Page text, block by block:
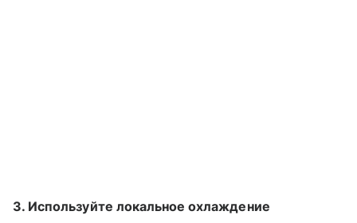
3. Используйте локальное охлаждение